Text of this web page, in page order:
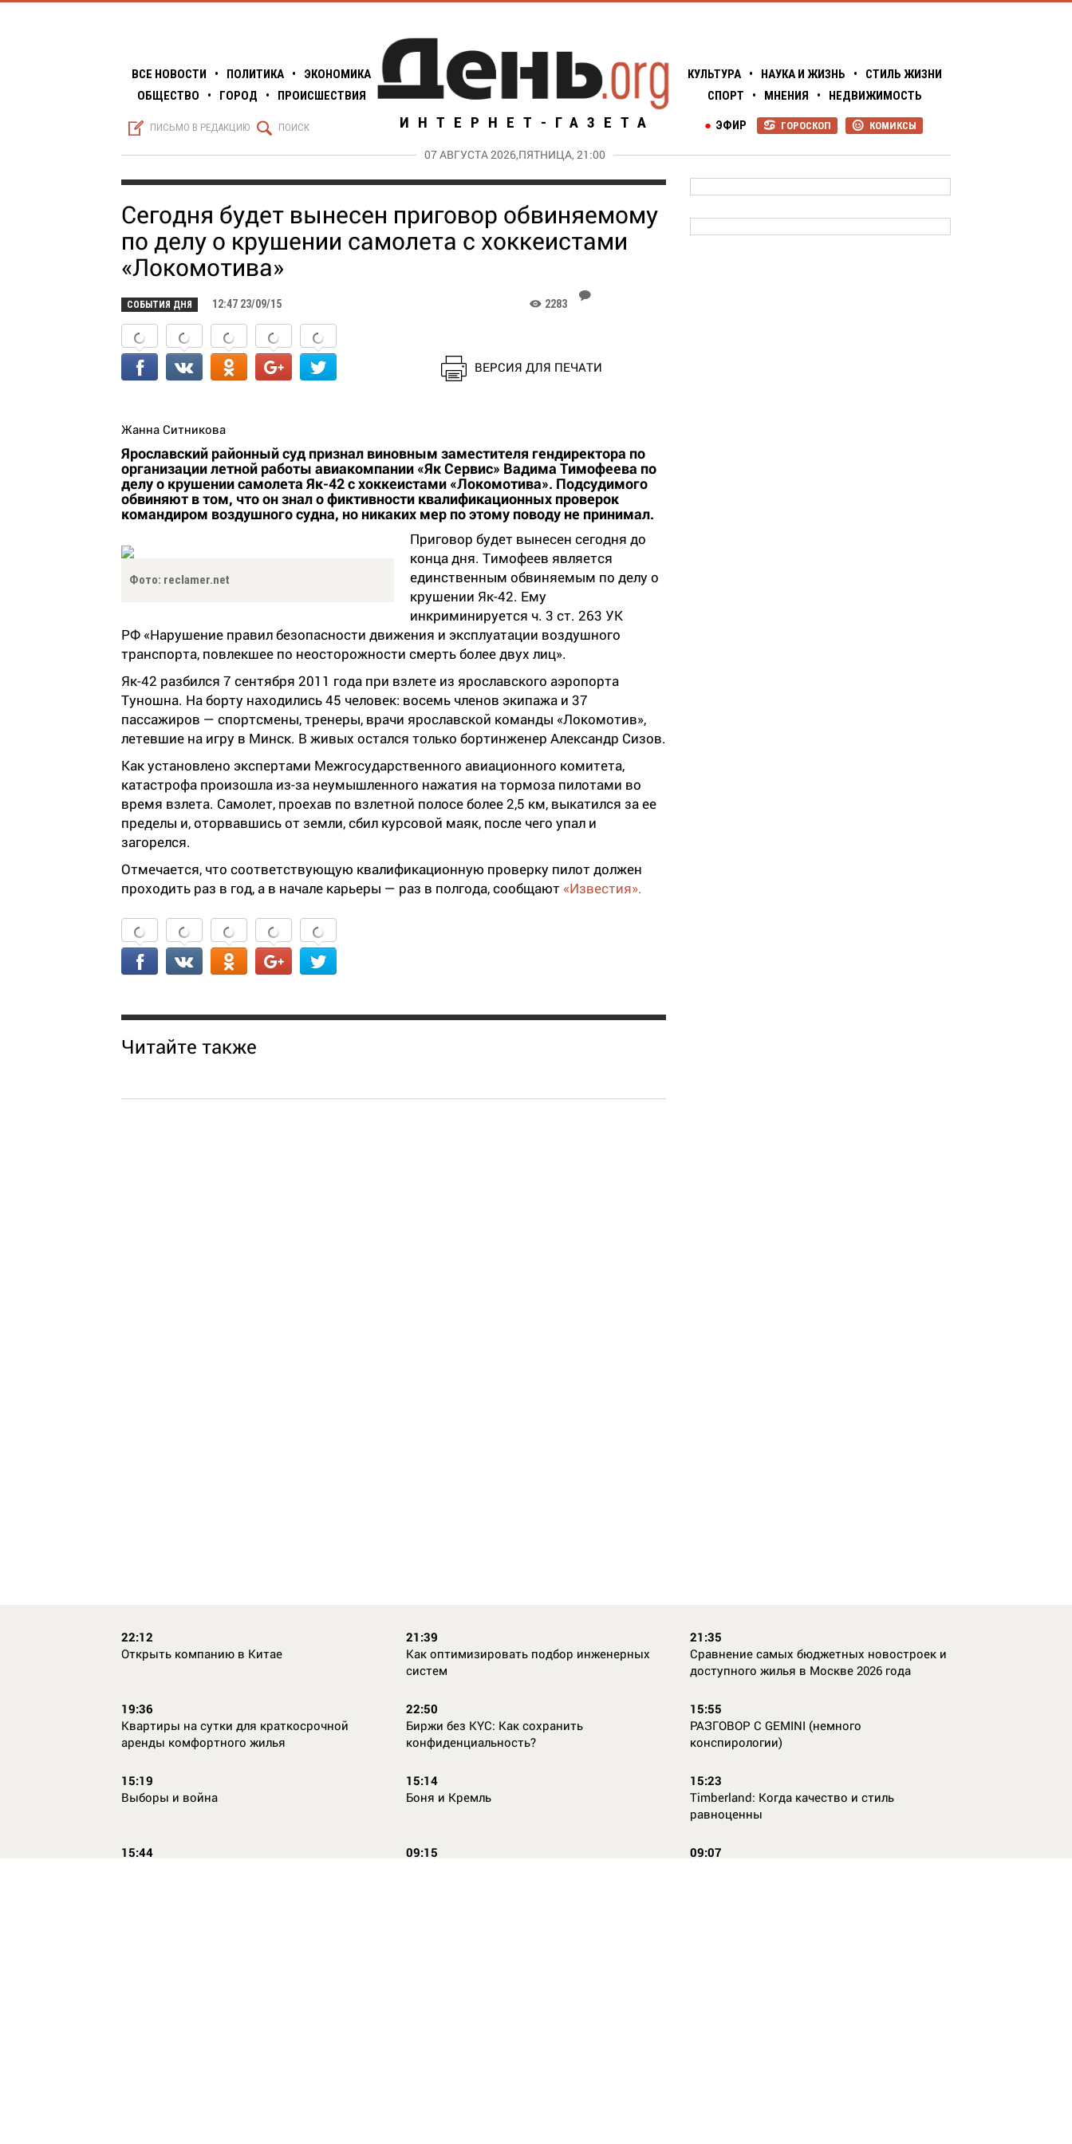
ВСЕ НОВОСТИ • ПОЛИТИКА •
ЭКОНОМИКА
ОБЩЕСТВО
• ГОРОД • ПРОИСШЕСТВИЯ
S ПИСЬМО В РЕДАКЦИЮ Q ПОИСК ИНТЕРНЕТ-ГАЗЕТА
КУЛЬТУРА • НАУКА И ЖИЗНЬ •
СТИЛЬ ЖИЗНИ
СПОРТ
• МНЕНИЯ • НЕДВИЖИМОСТЬ
P КОМИКСЫ
R ГОРОСКОП
● ЭФИР
07 АВГУСТА 2026,ПЯТНИЦА, 21:00
Сегодня будет вынесен приговор обвиняемому
по делу о крушении самолета с хоккеистами
«Локомотива»
СОБЫТИЯ ДНЯ 12:47 23/09/15 K 2283
J
ВЕРСИЯ ДЛЯ ПЕЧАТИ
Жанна Ситникова
Ярославский районный суд признал виновным заместителя гендиректора по
организации летной работы авиакомпании «Як Сервис» Вадима Тимофеева по
делу о крушении самолета Як-42 с хоккеистами «Локомотива». Подсудимого
обвиняют в том, что он знал о фиктивности квалификационных проверок
командиром воздушного судна, но никаких мер по этому поводу не принимал.
Фото: reclamer.net
Приговор будет вынесен сегодня до
конца дня. Тимофеев является
единственным обвиняемым по делу о
крушении Як-42. Ему
инкриминируется ч. 3 ст. 263 УК
РФ «Нарушение правил безопасности движения и эксплуатации воздушного
транспорта, повлекшее по неосторожности смерть более двух лиц».
Як-42 разбился 7 сентября 2011 года при взлете из ярославского аэропорта
Туношна. На борту находились 45 человек: восемь членов экипажа и 37
пассажиров — спортсмены, тренеры, врачи ярославской команды «Локомотив»,
летевшие на игру в Минск. В живых остался только бортинженер Александр Сизов.
Как установлено экспертами Межгосударственного авиационного комитета,
катастрофа произошла из-за неумышленного нажатия на тормоза пилотами во
время взлета. Самолет, проехав по взлетной полосе более 2,5 км, выкатился за ее
пределы и, оторвавшись от земли, сбил курсовой маяк, после чего упал и
загорелся.
Отмечается, что соответствующую квалификационную проверку пилот должен
проходить раз в год, а в начале карьеры — раз в полгода, сообщают «Известия».
Читайте также
22:12
Открыть компанию в Китае
21:39
Как оптимизировать подбор инженерных
систем
21:35
Сравнение самых бюджетных новостроек и
доступного жилья в Москве 2026 года
19:36
Квартиры на сутки для краткосрочной
аренды комфортного жилья
22:50
Биржи без KYC: Как сохранить
конфиденциальность?
15:55
РАЗГОВОР С GEMINI (немного
конспирологии)
15:19
Выборы и война
15:14
Боня и Кремль
15:23
Timberland: Когда качество и стиль
равноценны
15:44
09:15
09:07